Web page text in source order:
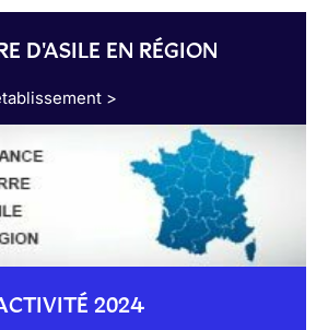
D'ASILE EN RÉGION
>
2024